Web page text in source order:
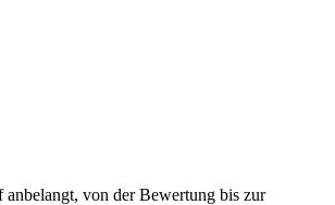
von der Bewertung bis zur